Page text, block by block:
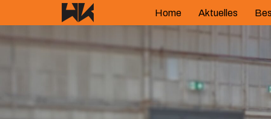
zum
Home Aktuelles